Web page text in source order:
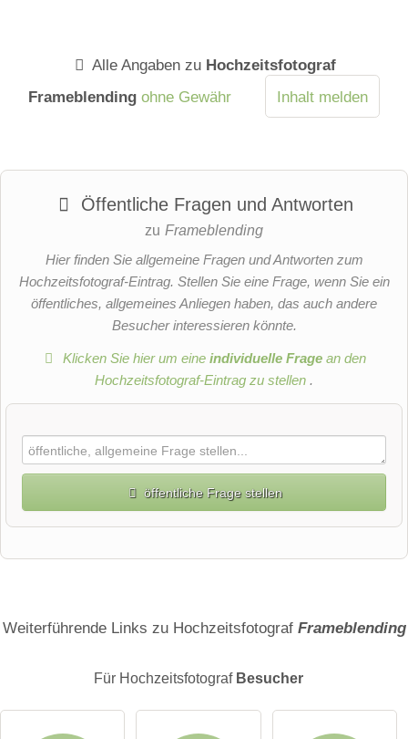
Alle Angaben zu Hochzeitsfotograf
Frameblending ohne Gewähr Inhalt melden
Öffentliche Fragen und Antworten
zu Frameblending
Hier finden Sie allgemeine Fragen und Antworten zum
Hochzeitsfotograf-Eintrag. Stellen Sie eine Frage, wenn Sie ein
öffentliches, allgemeines Anliegen haben, das auch andere
Besucher interessieren könnte.
Klicken Sie hier um eineindividuelle Frage an den
Hochzeitsfotograf-Eintrag zu stellen .
öffentliche Frage stellen
E-Mail-Adresse (wird nicht veröffentlicht)
Weiterführende Links zu Hochzeitsfotograf Frameblending
Für Hochzeitsfotograf Besucher